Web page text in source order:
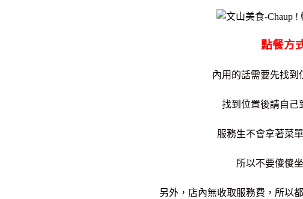
點餐方
內用的話需要先找到
找到位置後請自己
服務生不會拿著菜
所以不要傻傻
另外，店內無收取服務費，所以